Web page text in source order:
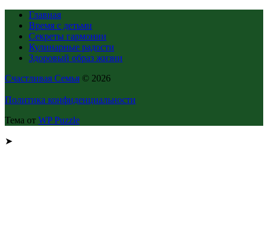
Главная
Время с детьми
Секреты гармонии
Кулинарные радости
Здоровый образ жизни
Счастливая Семья © 2026
Политика конфиденциальности
Тема от WP Puzzle
➤